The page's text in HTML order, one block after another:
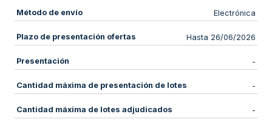
Método de envío Electrónica
Plazo de presentación ofertas Hasta 26/06/2026
Presentación -
Cantidad máxima de presentación de lotes -
Cantidad máxima de lotes adjudicados -